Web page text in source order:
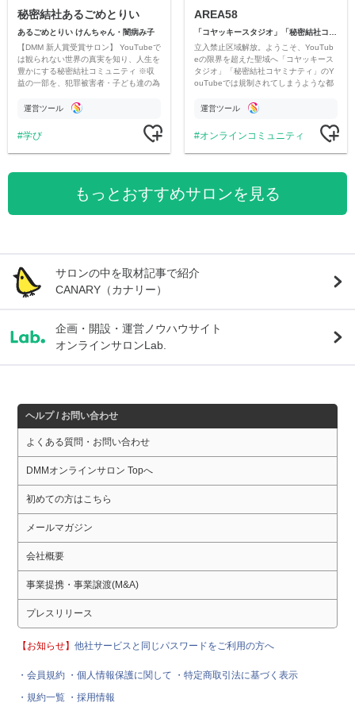
秘密結社あるごめとりい
あるごめとりい けんちゃん・闇病み子
【DMM 新人賞受賞サロン】 YouTubeで
は観られない世界の真実を知り、人生を
豊かにする秘密結社コミュニティ ※収
益の一部を、犯罪被害者・子ども達の為
す運営ツール
学び
AREA58
立入禁止区域解放。ようこそ、YouTub
eの限界を超えた聖域へ「コヤッキース
タジオ」「秘密結社コヤミナティ」のY
ouTubeでは規制されてしまうような都
公開。
運営ツール
オンラインコミュニティ
もっとおすすめサロンを見る
サロンの中を取材記事で紹介
CANARY（カナリー）
企画・開設・運営ノウハウサイト
オンラインサロンLab.
ヘルプ / お問い合わせ
よくある質問・お問い合わせ
DMMオンラインサロン Topへ
初めての方はこちら
メールマガジン
会社概要
事業提携・事業譲渡(M&A)
プレスリリース
【お知らせ】他社サービスと同じパスワードをご利用の方へ
・会員規約 ・個人情報保護に関して
・特定商取引法に基づく表示
・規約一覧 ・採用情報